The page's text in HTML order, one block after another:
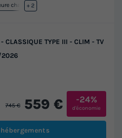
chauffée
+ 2
TYPE III - CLIM - TV
745 € 559 € -24%
d'économie